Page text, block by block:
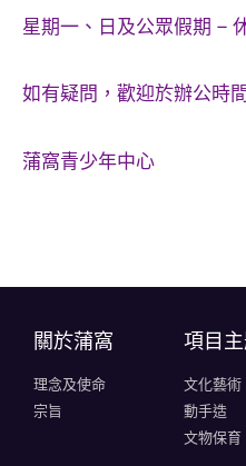
星期一、日及公眾假期 –
如有疑問，歡迎於辦公時
蒲窩青少年中心
關於蒲窩​
理念及使命
宗旨
項目
文化藝術
動手造
文物保育